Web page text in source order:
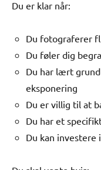
Du er klar når:
Du fotograferer
Du føler dig
Du har lært
eksponering
Du er villig til at
Du har et
Du kan